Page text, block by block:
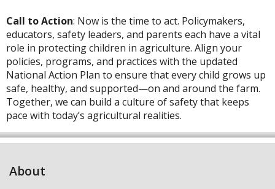
Call to Action: Now is the time to act. Policymakers,
educators, safety leaders, and parents each have a vital
role in protecting children in agriculture. Align your
policies, programs, and practices with the updated
National Action Plan to ensure that every child grows up
safe, healthy, and supported—on and around the farm.
Together, we can build a culture of safety that keeps
pace with today’s agricultural realities.
About